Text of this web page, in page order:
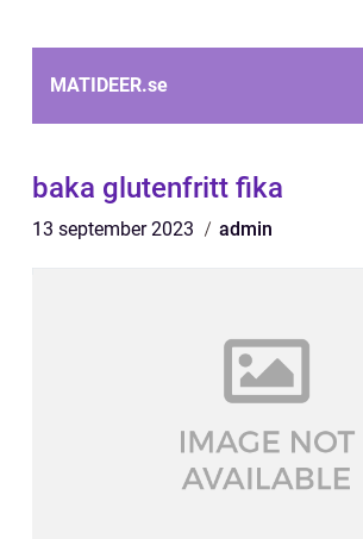
MATIDEER.se
baka glutenfritt fika
13 september 2023 admin